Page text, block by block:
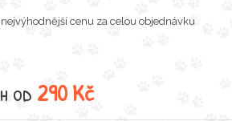
cenu za celou objednávku
od 290 Kč